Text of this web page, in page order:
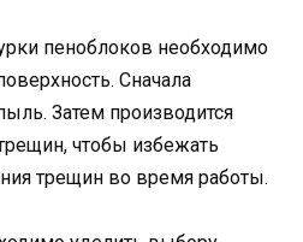
пеноблоков необходимо
Сначала
Затем производится
чтобы избежать
трещин во время работы.